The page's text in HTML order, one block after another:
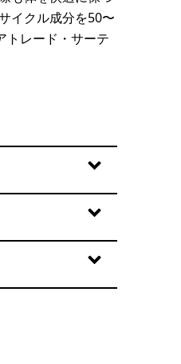
イクル成分を50〜
トレード・サーテ
Dye